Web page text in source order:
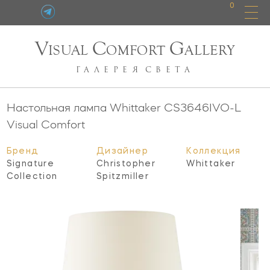
0
VISUAL COMFORT GALLERY
ГАЛЕРЕЯ СВЕТА
Настольная лампа Whittaker CS3646IVO-L
Visual Comfort
Бренд
Signature
Collection
Дизайнер
Christopher
Spitzmiller
Коллекция
Whittaker